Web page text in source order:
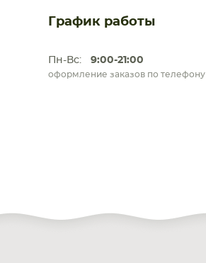
График работы
Пн-Вс: 9:00-21:00
оформление заказов по телефону